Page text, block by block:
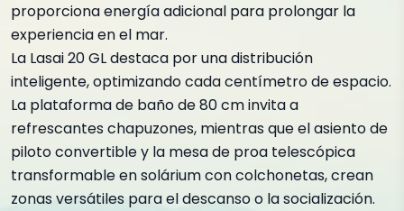
proporciona energía adicional para prolongar la
experiencia en el mar.
La Lasai 20 GL destaca por una distribución
inteligente, optimizando cada centímetro de espacio.
La plataforma de baño de 80 cm invita a
refrescantes chapuzones, mientras que el asiento de
piloto convertible y la mesa de proa telescópica
transformable en solárium con colchonetas, crean
zonas versátiles para el descanso o la socialización.